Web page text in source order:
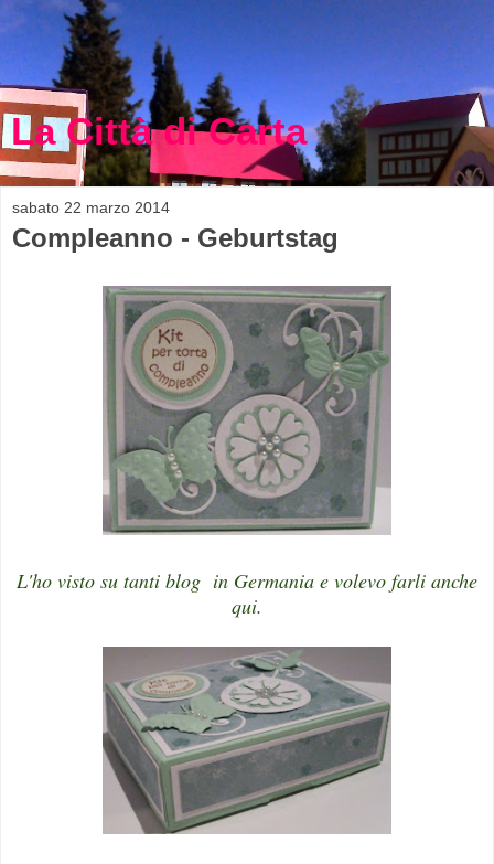
La Città di Carta
sabato 22 marzo 2014
Compleanno - Geburtstag
L'ho visto su tanti blog in Germania e volevo farli anche
qui.